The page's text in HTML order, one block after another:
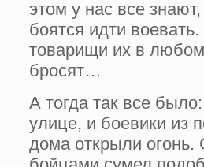
этом у нас все
боятся идти
товари­щи их в
бросят…
А тогда так все
улице, и боевики из
дома открыли огонь.